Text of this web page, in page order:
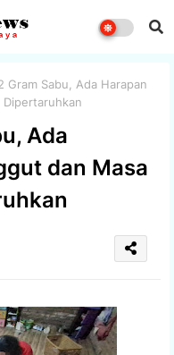
Gram Sabu, Ada Harapan
Ada
dan Masa